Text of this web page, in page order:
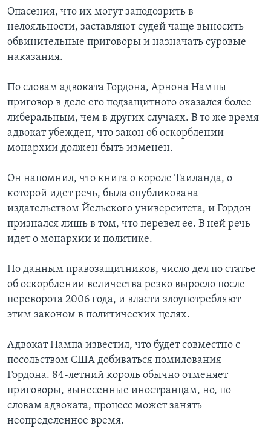
Опасения, что их могут заподозрить в
нелояльности, заставляют судей чаще выносить
обвинительные приговоры и назначать суровые
наказания.
По словам адвоката Гордона, Арнона Нампы
приговор в деле его подзащитного оказался более
либеральным, чем в других случаях. В то же время
адвокат убежден, что закон об оскорблении
монархии должен быть изменен.
Он напомнил, что книга о короле Таиланда, о
которой идет речь, была опубликована
издательством Йельского университета, и Гордон
признался лишь в том, что перевел ее. В ней речь
идет о монархии и политике.
По данным правозащитников, число дел по статье
об оскорблении величества резко выросло после
переворота 2006 года, и власти злоупотребляют
этим законом в политических целях.
Адвокат Нампа известил, что будет совместно с
посольством США добиваться помилования
Гордона. 84-летний король обычно отменяет
приговоры, вынесенные иностранцам, но, по
словам адвоката, процесс может занять
неопределенное время.